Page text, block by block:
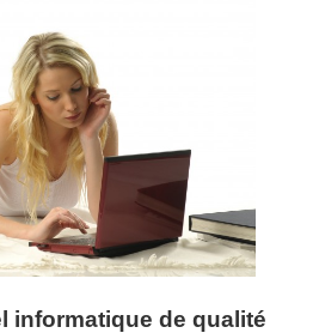
informatique de qualité